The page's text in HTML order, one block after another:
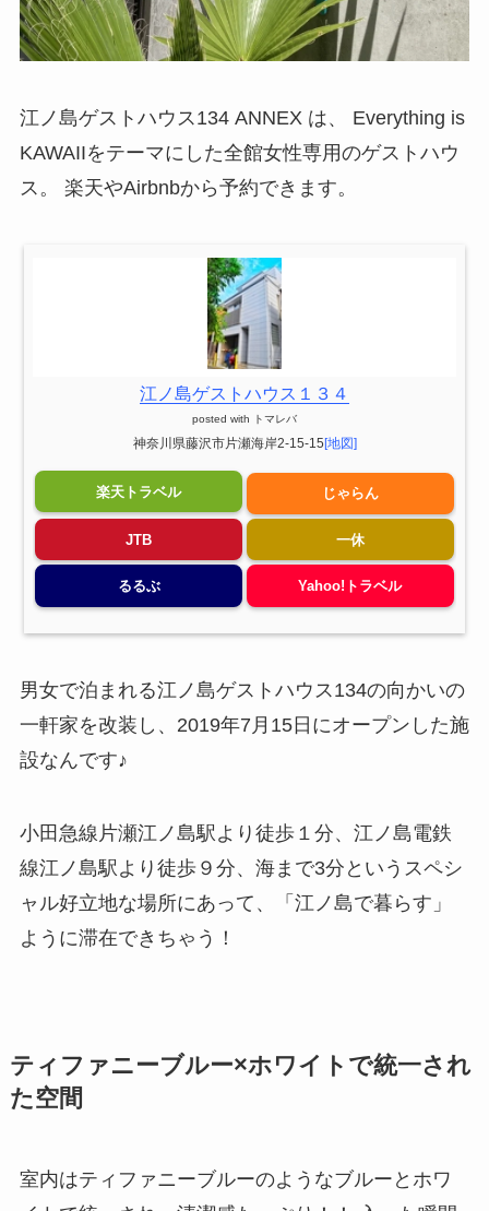
江ノ島ゲストハウス134 ANNEX は、 Everything is
KAWAIIをテーマにした全館女性専用のゲストハウ
ス。 楽天やAirbnbから予約できます。
江ノ島ゲストハウス１３４
posted with トマレバ
神奈川県藤沢市片瀬海岸2-15-15[地図]
楽天トラベル じゃらん
JTB 一休
るるぶ Yahoo!トラベル
男女で泊まれる江ノ島ゲストハウス134の向かいの
一軒家を改装し、2019年7月15日にオープンした施
設なんです♪
小田急線片瀬江ノ島駅より徒歩１分、江ノ島電鉄
線江ノ島駅より徒歩９分、海まで3分というスペシ
ャル好立地な場所にあって、「江ノ島で暮らす」
ように滞在できちゃう！
ティファニーブルー×ホワイトで統一され
た空間
室内はティファニーブルーのようなブルーとホワ